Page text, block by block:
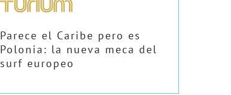
Parece el Caribe pero es
Polonia: la nueva meca del
surf europeo